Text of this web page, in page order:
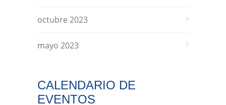
octubre 2023
mayo 2023
CALENDARIO DE
EVENTOS